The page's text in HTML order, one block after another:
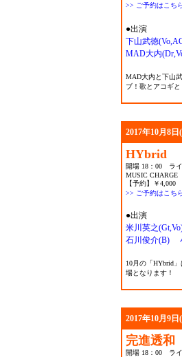
>> ご予約はこち
●出演
下山武徳
MAD大内
MAD大内と下山
ブ！歌とアコギ
2017年10月8日
HYbrid
開場 18：00 ラ
MUSIC CHARGE
【予約】￥
>> ご予約はこち
●出演
米川英之
石川俊介(B)
10月の「HYbrid
場となります！
2017年10月9日
完進透和
開場 18：00 ラ